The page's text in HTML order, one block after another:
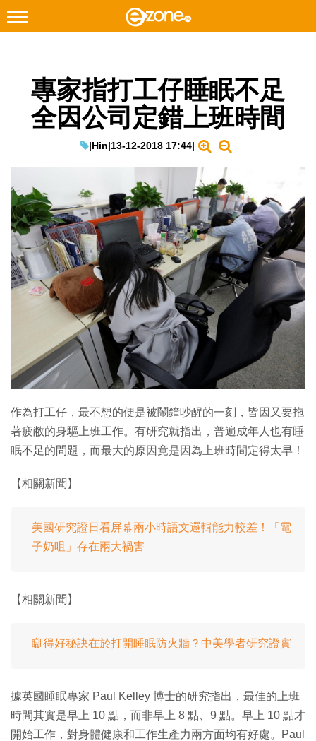
Facebook Instagram
科技焦點
遊戲動漫
教學評測
EduTech
IT Times
生成式AI與雲端應用
Enterprise Digital Transformation
專家指打工仔睡眠不足
全因公司定錯上班時間
|Hin|13-12-2018 17:44|
作為打工仔，最不想的便是被鬧鐘吵醒的一刻，皆因又要拖
著疲敝的身驅上班工作。有研究就指出，普遍成年人也有睡
眠不足的問題，而最大的原因竟是因為上班時間定得太早！
【相關新聞】
美國研究證日看屏幕兩小時語文邏輯能力較差！「電
子奶咀」存在兩大禍害
【相關新聞】
瞓得好秘訣在於打開睡眠防火牆？中美學者研究證實
據英國睡眠專家 Paul Kelley 博士的研究指出，最佳的上班
時間其實是早上 10 點，而非早上 8 點、9 點。早上 10 點才
開始工作，對身體健康和工作生產力兩方面均有好處。Paul